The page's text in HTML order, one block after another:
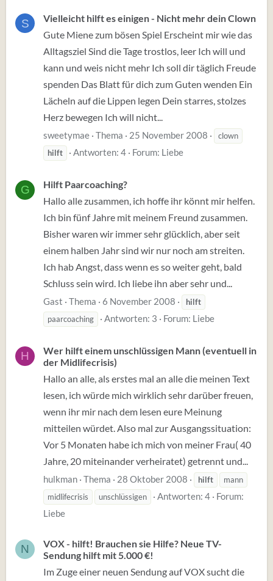
S
Vielleicht hilft es einigen - Nicht mehr dein Clown
Gute Miene zum bösen Spiel Erscheint mir wie das
Alltagsziel Sind die Tage trostlos, leer Ich will und
kann und weis nicht mehr Ich soll dir täglich Freude
spenden Das Blatt für dich zum Guten wenden Ein
Lächeln auf die Lippen legen Dein starres, stolzes
Herz bewegen Ich will nicht...
sweetymae Thema 25 November 2008
clown
hilft
Antworten: 4 Forum: Liebe
G
Hilft Paarcoaching?
Hallo alle zusammen, ich hoffe ihr könnt mir helfen.
Ich bin fünf Jahre mit meinem Freund zusammen.
Bisher waren wir immer sehr glücklich, aber seit
einem halben Jahr sind wir nur noch am streiten.
Ich hab Angst, dass wenn es so weiter geht, bald
Schluss sein wird. Ich liebe ihn aber sehr und...
Gast Thema 6 November 2008
hilft
paarcoaching
Antworten: 3 Forum: Liebe
H
Wer hilft einem unschlüssigen Mann (eventuell in
der Midlifecrisis)
Hallo an alle, als erstes mal an alle die meinen Text
lesen, ich würde mich wirklich sehr darüber freuen,
wenn ihr mir nach dem lesen eure Meinung
mitteilen würdet. Also mal zur Ausgangssituation:
Vor 5 Monaten habe ich mich von meiner Frau( 40
Jahre, 20 miteinander verheiratet) getrennt und...
hulkman Thema 28 Oktober 2008 hilft
mann
midlifecrisis
unschlüssigen Antworten: 4
Forum:
Liebe
N
VOX - hilft! Brauchen sie Hilfe? Neue TV-
Sendung hilft mit 5.000 €!
Im Zuge einer neuen Sendung auf VOX sucht die